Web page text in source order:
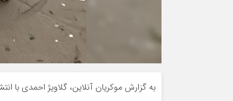
به گزارش موکریان آنلاین، گلاویژ احمدی با